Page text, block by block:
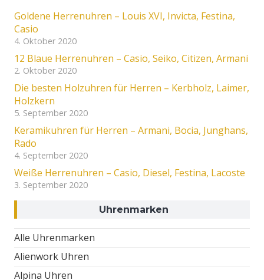
Goldene Herrenuhren – Louis XVI, Invicta, Festina,
Casio
4. Oktober 2020
12 Blaue Herrenuhren – Casio, Seiko, Citizen, Armani
2. Oktober 2020
Die besten Holzuhren für Herren – Kerbholz, Laimer,
Holzkern
5. September 2020
Keramikuhren für Herren – Armani, Bocia, Junghans,
Rado
4. September 2020
Weiße Herrenuhren – Casio, Diesel, Festina, Lacoste
3. September 2020
Uhrenmarken
Alle Uhrenmarken
Alienwork Uhren
Alpina Uhren